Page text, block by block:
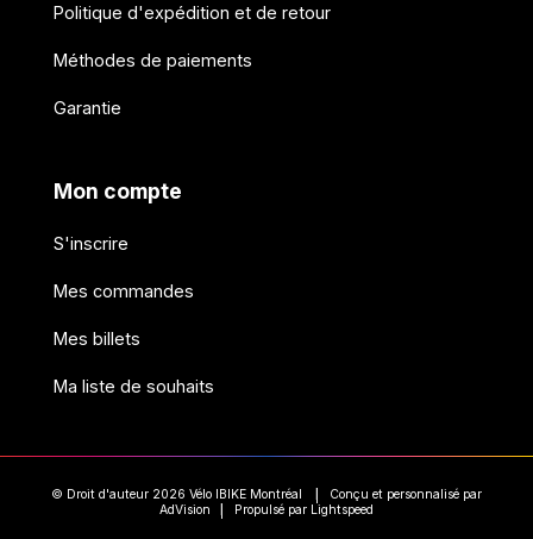
Politique d'expédition et de retour
Méthodes de paiements
Garantie
Mon compte
S'inscrire
Mes commandes
Mes billets
Ma liste de souhaits
© Droit d'auteur 2026 Vélo IBIKE Montréal
Conçu et personnalisé par
AdVision
Propulsé par Lightspeed